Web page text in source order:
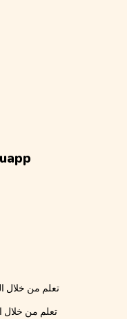
تعلم من خلال
تعلم من خلال